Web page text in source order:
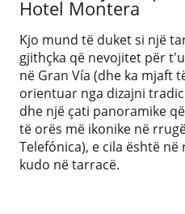
Hotel Montera
Kjo mund të duket si një
gjithçka që nevojitet për
në Gran Vía (dhe ka mjaft
orientuar nga dizajni
dhe një çati panoramike
të orës më ikonike në
Telefónica), e cila është
kudo në tarracë.